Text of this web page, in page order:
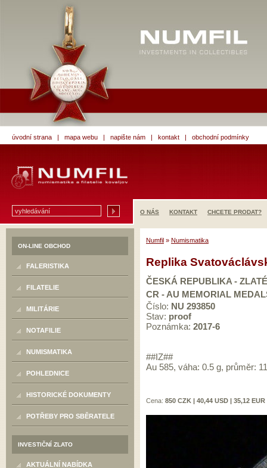
úvodní strana | mapa webu | napište nám | kontakt | obchodní podmínky
O NÁS KONTAKT CHCETE PRODAT?
ON-LINE OBCHOD
FALERISTIKA
FILATELIE
MILITÁRIE
NOTAFILIE
NUMISMATIKA
POHLEDNICE
HISTORICKÉ DOKUMENTY
POTŘEBY PRO SBĚRATELE
INVESTIČNÍ ZLATO
AKTUÁLNÍ NABÍDKA
Numfil » Numismatika
Replika
ČESKÁ REPUBLIKA -
CR - AU MEMORIAL
Číslo: NU 293850
Stav: proof
Poznámka: 2017-6
##IZ##
Au 585, váha: 0.5 g, průměr:
Cena: 850 CZK | 40,44 USD | 35,12 EUR